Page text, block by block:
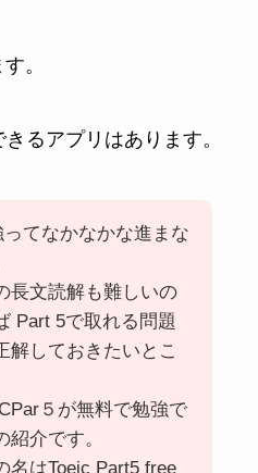
。
るアプリはあります。
てなかなかな進まな
長文読解も難しいの
Part 5で取れる問題
解しておきたいとこ
５が無料で勉強で
紹介です。
名はToeic Part5 free